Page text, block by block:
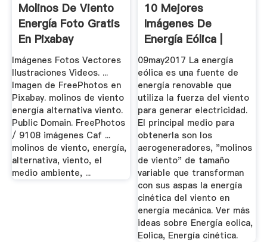
Molinos De Viento
Energía Foto Gratis
En Pixabay
Imágenes Fotos Vectores
Ilustraciones Videos. ...
Imagen de FreePhotos en
Pixabay. molinos de viento
energía alternativa viento.
Public Domain. FreePhotos
/ 9108 imágenes Caf ...
molinos de viento, energía,
alternativa, viento, el
medio ambiente, ...
10 Mejores
Imágenes De
Energía Eólica |
Energía Eolica ...
09may2017 La energía
eólica es una fuente de
energía renovable que
utiliza la fuerza del viento
para generar electricidad.
El principal medio para
obtenerla son los
aerogeneradores, "molinos
de viento" de tamaño
variable que transforman
con sus aspas la energía
cinética del viento en
energía mecánica. Ver más
ideas sobre Energía eolica,
Eolica, Energía cinética.